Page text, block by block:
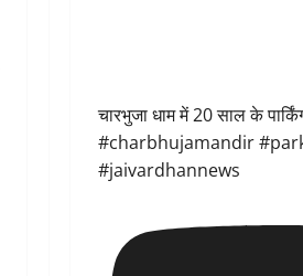
चारभुजा धाम में 20 साल के
#charbhujamandir
#jaivardhannews